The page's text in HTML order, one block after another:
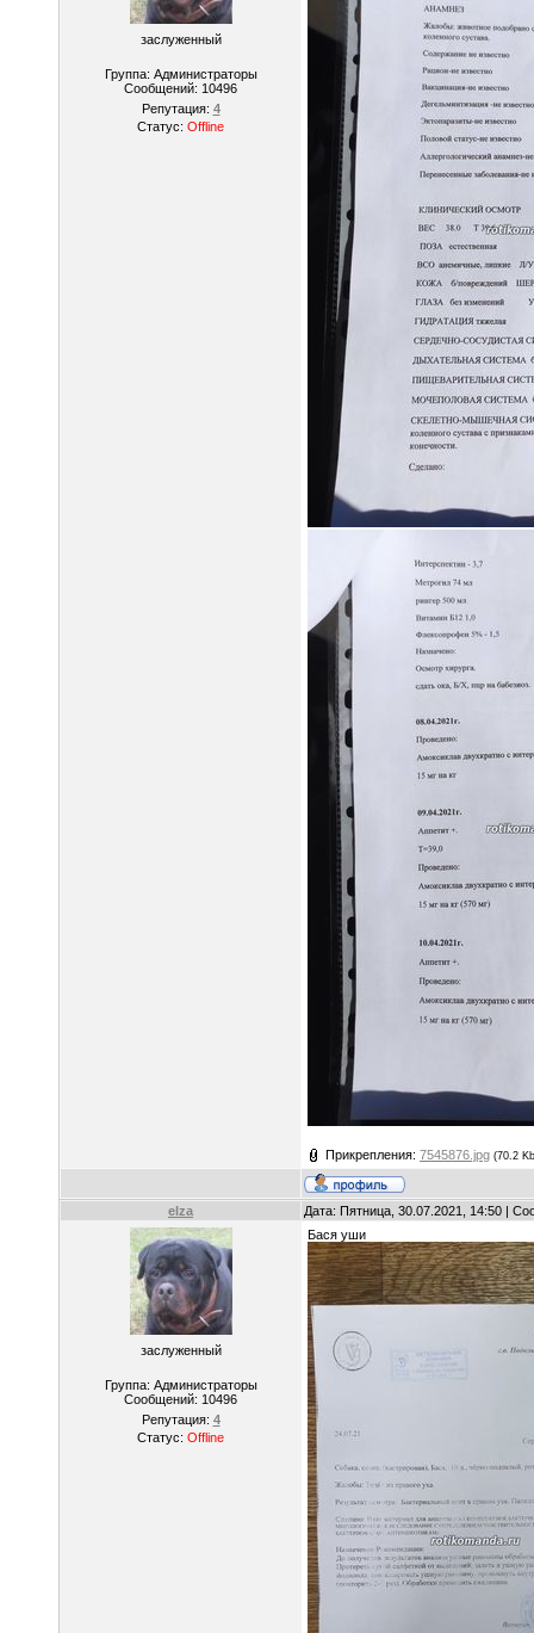
заслуженный
Группа: Администраторы
Сообщений: 10496
Репутация: 4
Статус: Offline
Прикрепления: 7545876.jpg (70.2
elza Дата: Пятница, 30.07.2021, 14:50 |
заслуженный
Группа: Администраторы
Сообщений: 10496
Репутация: 4
Статус: Offline
Бася уши